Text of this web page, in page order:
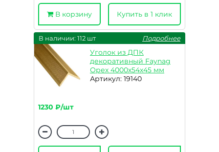
В корзину Купить в 1 клик
В наличии: 112 шт Подробнее
Уголок из ДПК
декоративный Faynag
Орех 4000х54х45 мм
Артикул: 19140
1230 ₽/шт